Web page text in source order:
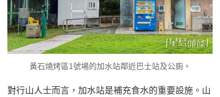
黃石燒烤區1號場的加水站鄰近巴士站及公廁。
對行山人士而言，加水站是補充食水的重要設施。山